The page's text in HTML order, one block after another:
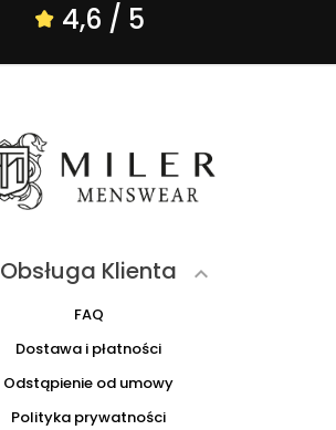
4,6 / 5
Obsługa Klienta 
FAQ
Dostawa i płatności
Odstąpienie od umowy
Polityka prywatności